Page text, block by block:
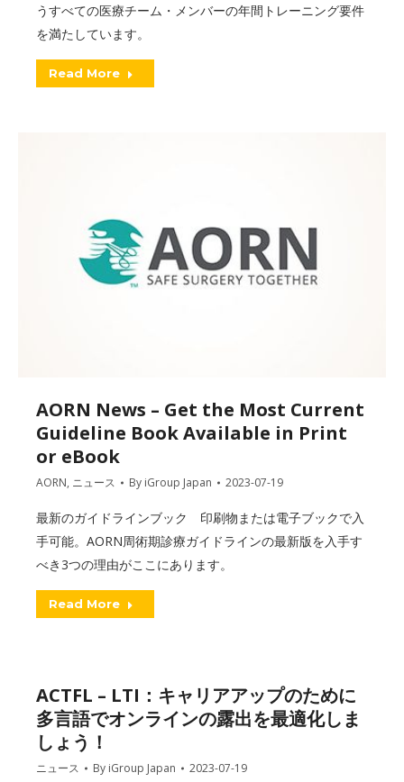
うすべての医療チーム・メンバーの年間トレーニング要件
を満たしています。
Read More
AORN News – Get the Most Current
Guideline Book Available in Print
or eBook
AORN, ニュース By iGroup Japan 2023-07-19
最新のガイドラインブック 印刷物または電子ブックで入
手可能。AORN周術期診療ガイドラインの最新版を入手す
べき3つの理由がここにあります。
Read More
ACTFL – LTI：キャリアアップのために
多言語でオンラインの露出を最適化しま
しょう！
ニュース By iGroup Japan 2023-07-19